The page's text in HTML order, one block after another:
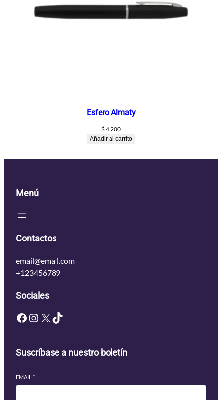
Esfero Almaty
$4.200
Añadir al carrito
Menú
Contactos
email@email.com
+123456789
Sociales
Facebook Instagram X TikTok
Suscríbase a nuestro boletín
EMAIL *